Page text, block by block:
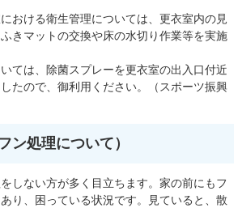
おける衛生管理については、更衣室内の見
きマットの交換や床の水切り作業等を実施
ては、除菌スプレーを更衣室の出入口付近
たので、御利用ください。（スポーツ振興
ン処理について）
しない方が多く目立ちます。家の前にもフ
り、困っている状況です。見ていると、散